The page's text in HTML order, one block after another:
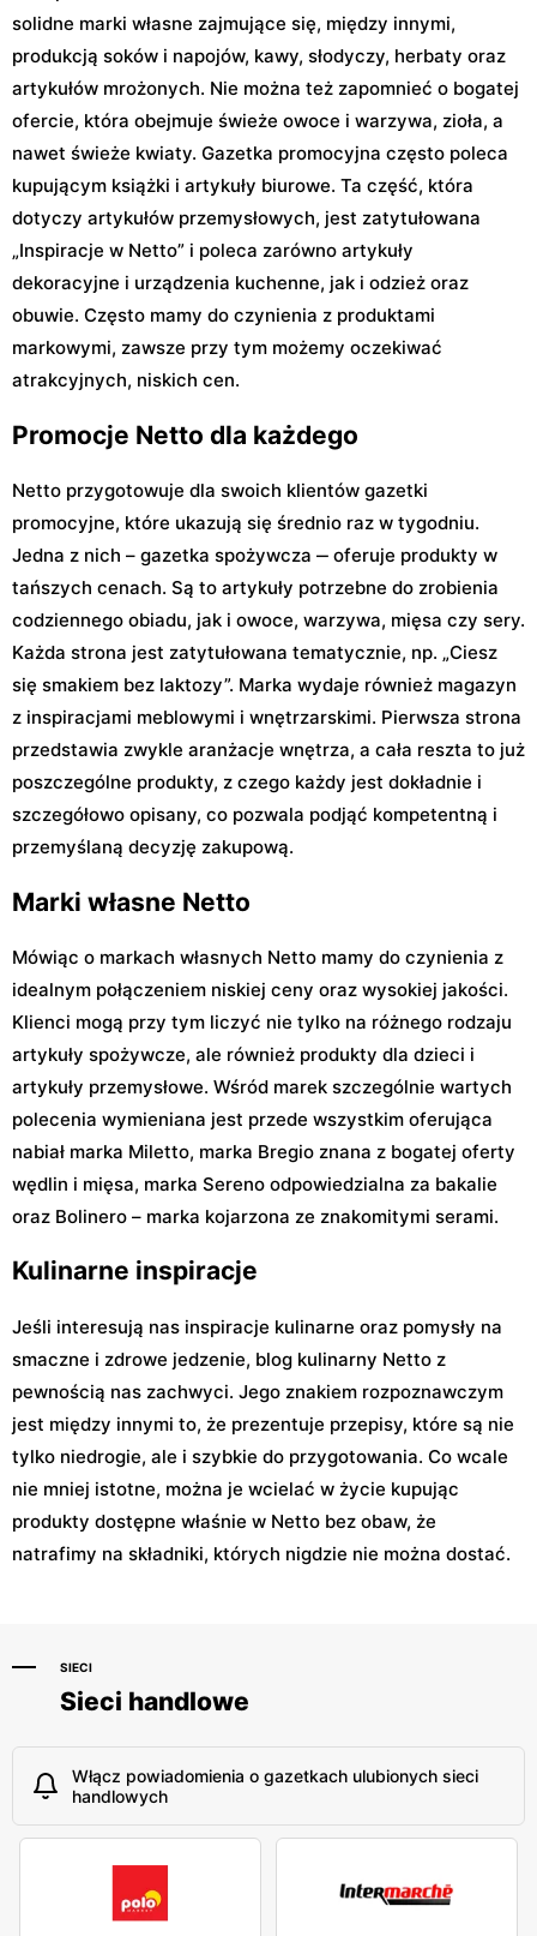
solidne marki własne zajmujące się, między innymi,
produkcją soków i napojów, kawy, słodyczy, herbaty oraz
artykułów mrożonych. Nie można też zapomnieć o bogatej
ofercie, która obejmuje świeże owoce i warzywa, zioła, a
nawet świeże kwiaty. Gazetka promocyjna często poleca
kupującym książki i artykuły biurowe. Ta część, która
dotyczy artykułów przemysłowych, jest zatytułowana
„Inspiracje w Netto” i poleca zarówno artykuły
dekoracyjne i urządzenia kuchenne, jak i odzież oraz
obuwie. Często mamy do czynienia z produktami
markowymi, zawsze przy tym możemy oczekiwać
atrakcyjnych, niskich cen.
Promocje Netto dla każdego
Netto przygotowuje dla swoich klientów gazetki
promocyjne, które ukazują się średnio raz w tygodniu.
Jedna z nich – gazetka spożywcza ‒ oferuje produkty w
tańszych cenach. Są to artykuły potrzebne do zrobienia
codziennego obiadu, jak i owoce, warzywa, mięsa czy sery.
Każda strona jest zatytułowana tematycznie, np. „Ciesz
się smakiem bez laktozy”. Marka wydaje również magazyn
z inspiracjami meblowymi i wnętrzarskimi. Pierwsza strona
przedstawia zwykle aranżacje wnętrza, a cała reszta to już
poszczególne produkty, z czego każdy jest dokładnie i
szczegółowo opisany, co pozwala podjąć kompetentną i
przemyślaną decyzję zakupową.
Marki własne Netto
Mówiąc o markach własnych Netto mamy do czynienia z
idealnym połączeniem niskiej ceny oraz wysokiej jakości.
Klienci mogą przy tym liczyć nie tylko na różnego rodzaju
artykuły spożywcze, ale również produkty dla dzieci i
artykuły przemysłowe. Wśród marek szczególnie wartych
polecenia wymieniana jest przede wszystkim oferująca
nabiał marka Miletto, marka Bregio znana z bogatej oferty
wędlin i mięsa, marka Sereno odpowiedzialna za bakalie
oraz Bolinero – marka kojarzona ze znakomitymi serami.
Kulinarne inspiracje
Jeśli interesują nas inspiracje kulinarne oraz pomysły na
smaczne i zdrowe jedzenie, blog kulinarny Netto z
pewnością nas zachwyci. Jego znakiem rozpoznawczym
jest między innymi to, że prezentuje przepisy, które są nie
tylko niedrogie, ale i szybkie do przygotowania. Co wcale
nie mniej istotne, można je wcielać w życie kupując
produkty dostępne właśnie w Netto bez obaw, że
natrafimy na składniki, których nigdzie nie można dostać.
SIECI
Sieci handlowe
Włącz powiadomienia o gazetkach ulubionych sieci
handlowych